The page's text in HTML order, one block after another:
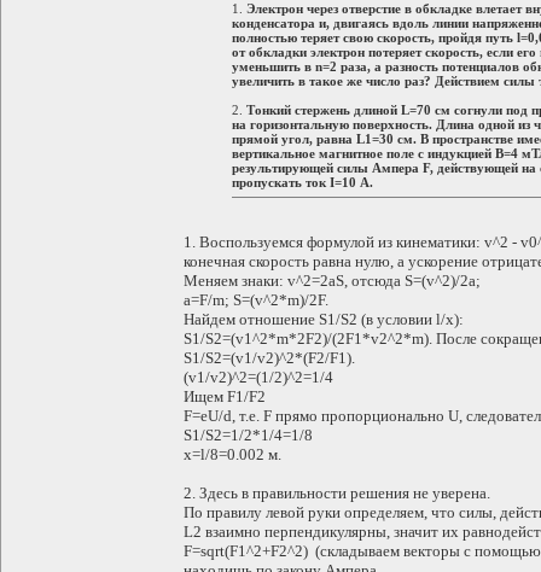
1. Электрон через отверстие в обкладке влетает
конденсатора и, двигаясь вдоль линии
полностью теряет свою скорость, пройдя путь
от обкладки электрон потеряет скорость, если
уменьшить в n=2 раза, а разность потенциалов
увеличить в такое же число раз? Действием силы
2. Тонкий стержень длиной L=70 см согнули под
на горизонтальную поверхность. Длина одной из
прямой угол, равна L1=30 см. В пространстве
вертикальное магнитное поле с индукцией B=4
результирующей силы Ампера F, действующей на
пропускать ток I=10 А.
1. Воспользуемся формулой из кинематики: v^2 -
конечная скорость равна нулю, а ускорение
Меняем знаки: v^2=2aS, отсюда S=(v^2)/2a;
a=F/m; S=(v^2*m)/2F.
Найдем отношение S1/S2 (в условии l/x):
S1/S2=(v1^2*m*2F2)/(2F1*v2^2*m). После
S1/S2=(v1/v2)^2*(F2/F1).
(v1/v2)^2=(1/2)^2=1/4
Ищем F1/F2
F=eU/d, т.е. F прямо пропорционально U,
S1/S2=1/2*1/4=1/8
x=l/8=0.002 м.
2. Здесь в правильности решения не уверена.
По правилу левой руки определяем, что силы,
L2 взаимно перпендикулярны, значит их
F=sqrt(F1^2+F2^2) (складываем векторы с помощью